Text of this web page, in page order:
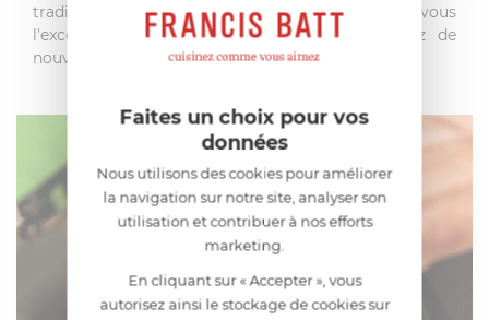
tradition, de qualité et de performance. Offrez-vous
l'excellence avec la collection 1826 et explorez de
nouvelles dimensions culinaires.
Faites un choix pour vos
données
Nous utilisons des cookies pour améliorer
la navigation sur notre site, analyser son
utilisation et contribuer à nos efforts
marketing.
En cliquant sur « Accepter », vous
autorisez ainsi le stockage de cookies sur